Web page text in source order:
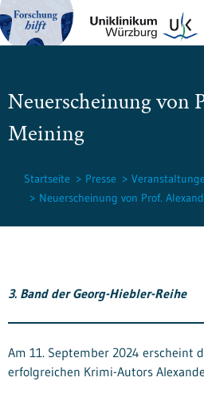
Neuerscheinung von
Meining
Startseite Presse
Neuerscheinung von Prof.
3. Band der Georg-Hiebler-Reihe
Am 11. September 2024 erscheint
erfolgreichen Krimi-Autors